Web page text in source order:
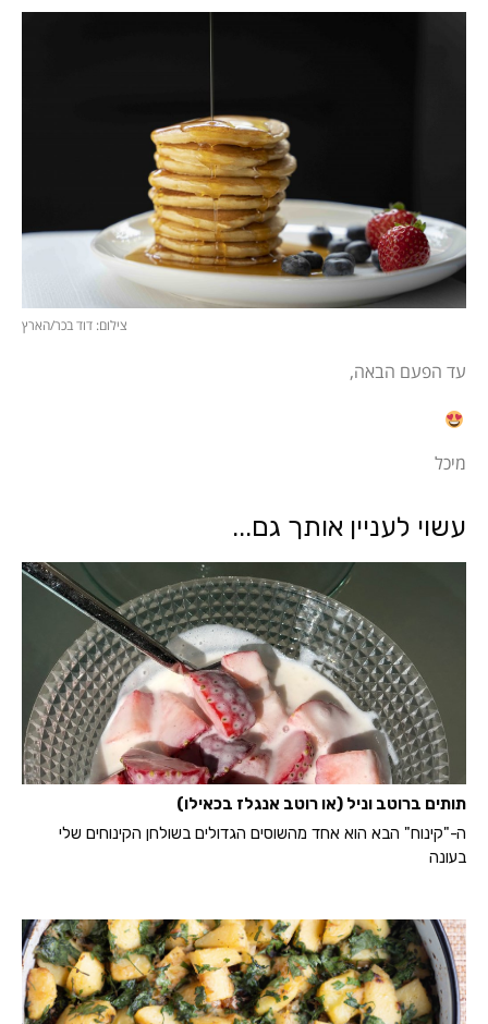
צילום: דוד בכר/הארץ
עד הפעם הבאה,
מיכל
עשוי לעניין אותך גם...
תותים ברוטב וניל (או רוטב אנגלז בכאילו)
ה-"קינוח" הבא הוא אחד מהשוסים הגדולים בשולחן הקינוחים שלי
בעונה